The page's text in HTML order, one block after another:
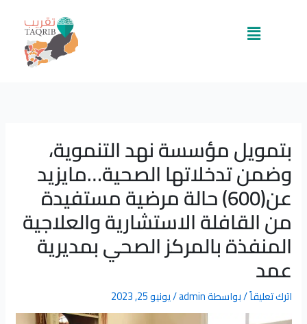
القائمة
بتمويل مؤسسة نهد التنموية،
وضمن تدخلاتها الصحية…مايزيد
عن(600) حالة مرضية مستفيدة
من القافلة الاستشارية والعلاجية
المنفذة بالمركز الصحي بمديرية
عمد
اترك تعليقاً/ بواسطةadmin
/يونيو 25, 2023